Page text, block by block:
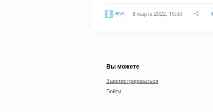
eco 8 марта 2022, 19:50
Вы можете
Зарегистрироваться
Войти